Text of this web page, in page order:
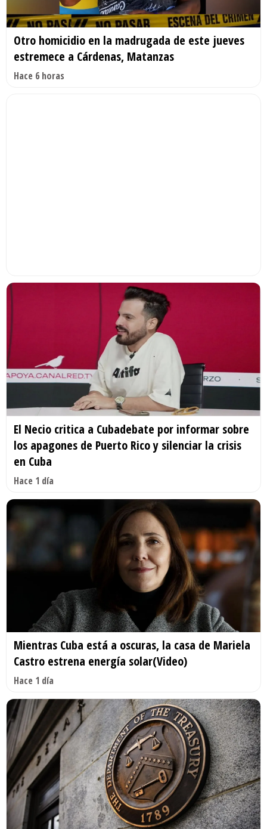
Otro homicidio en la madrugada de este jueves
estremece a Cárdenas, Matanzas
Hace 6 horas
El Necio critica a Cubadebate por informar sobre
los apagones de Puerto Rico y silenciar la crisis
en Cuba
Hace 1 día
Mientras Cuba está a oscuras, la casa de Mariela
Castro estrena energía solar(Video)
Hace 1 día